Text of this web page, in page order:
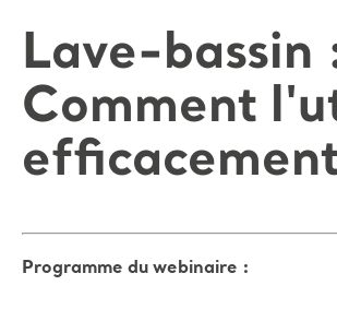
Lave-bassin
Comment
Programme du webinaire :